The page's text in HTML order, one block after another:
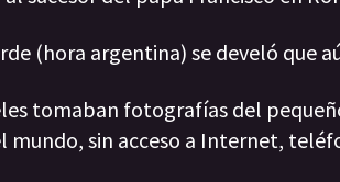
(hora argentina) se develó que
tomaban fotografías del
mundo, sin acceso a Internet,